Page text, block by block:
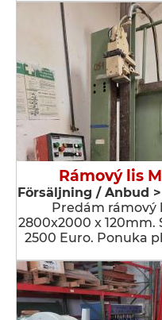
Rámový lis
Försäljning / Anbud
Predám rámový
2800x2000 x 120mm.
2500 Euro. Ponuka